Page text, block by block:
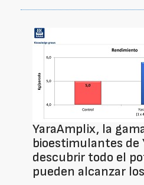
YaraAmplix, la
bioestimulantes de
descubrir todo el
pueden alcanzar